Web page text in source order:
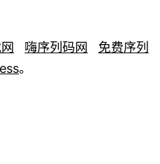
嗨序列码网
免费序列
。